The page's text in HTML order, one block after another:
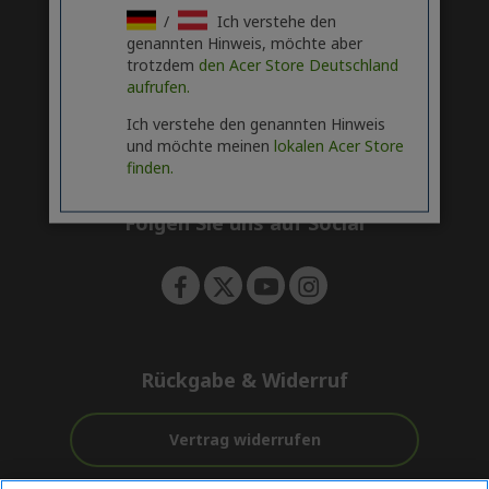
i
d
d
HILFE & KONTAKTh
i
e
n
d
d
ACER STOREh
i
e
Folgen Sie uns auf Social
Rückgabe & Widerruf
Vertrag widerrufen
/
Ich verstehe den
genannten Hinweis, möchte aber
trotzdem den Acer Store Deutschland
aufrufen.
Ich verstehe den genannten Hinweis
und möchte meinen lokalen Acer Store
finden.